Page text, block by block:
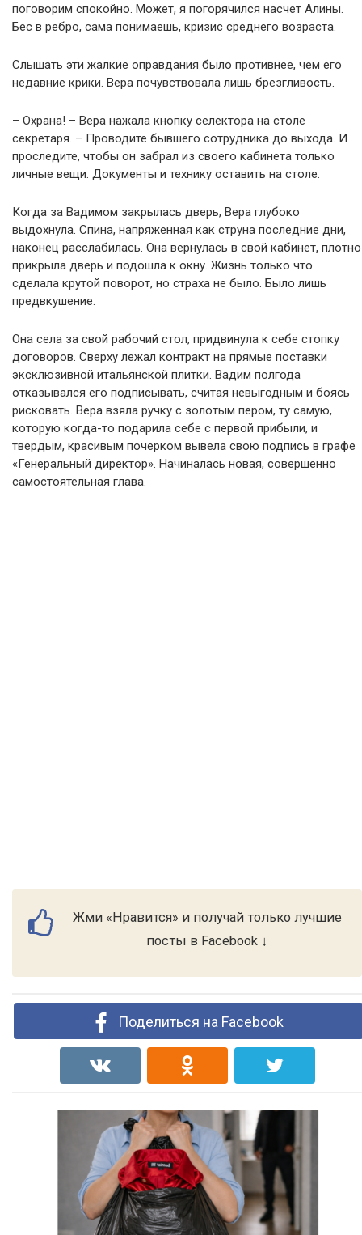
поговорим спокойно. Может, я погорячился насчет Алины.
Бес в ребро, сама понимаешь, кризис среднего возраста.
Слышать эти жалкие оправдания было противнее, чем его
недавние крики. Вера почувствовала лишь брезгливость.
– Охрана! – Вера нажала кнопку селектора на столе
секретаря. – Проводите бывшего сотрудника до выхода. И
проследите, чтобы он забрал из своего кабинета только
личные вещи. Документы и технику оставить на столе.
Когда за Вадимом закрылась дверь, Вера глубоко
выдохнула. Спина, напряженная как струна последние дни,
наконец расслабилась. Она вернулась в свой кабинет, плотно
прикрыла дверь и подошла к окну. Жизнь только что
сделала крутой поворот, но страха не было. Было лишь
предвкушение.
Она села за свой рабочий стол, придвинула к себе стопку
договоров. Сверху лежал контракт на прямые поставки
эксклюзивной итальянской плитки. Вадим полгода
отказывался его подписывать, считая невыгодным и боясь
рисковать. Вера взяла ручку с золотым пером, ту самую,
которую когда-то подарила себе с первой прибыли, и
твердым, красивым почерком вывела свою подпись в графе
«Генеральный директор». Начиналась новая, совершенно
самостоятельная глава.
Жми «Нравится» и получай только лучшие
посты в Facebook ↓
Поделиться на Facebook